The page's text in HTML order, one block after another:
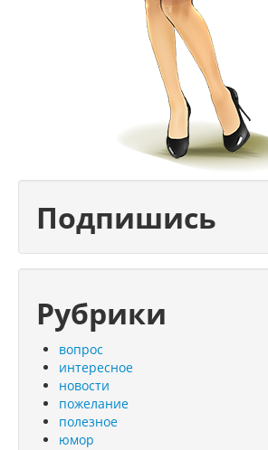
Подпишись
Рубрики
вопрос
интересное
новости
пожелание
полезное
юмор